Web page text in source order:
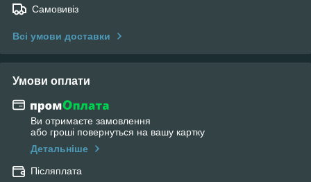
Самовивіз
Всі умови доставки
Умови оплати
Ви отримаєте замовлення
або гроші повернуться на вашу картку
Детальніше
Післяплата